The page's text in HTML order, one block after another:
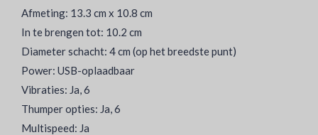
Afmeting: 13.3 cm x 10.8 cm
In te brengen tot: 10.2 cm
Diameter schacht: 4 cm (op het breedste punt)
Power: USB-oplaadbaar
Vibraties: Ja, 6
Thumper opties: Ja, 6
Multispeed: Ja